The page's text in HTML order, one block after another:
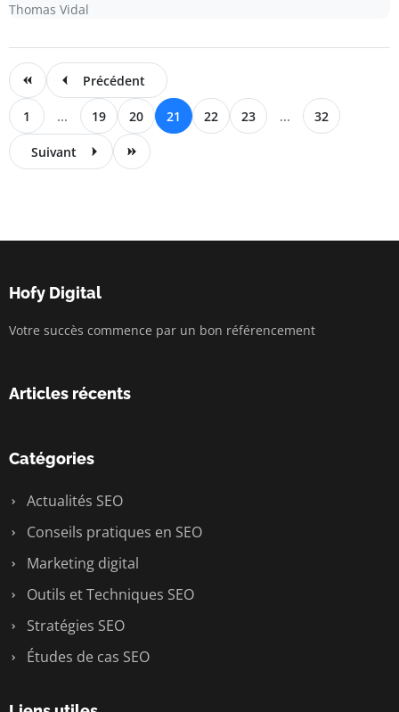
Thomas Vidal
Précédent
1 ... 19 20 21 22 23 ... 32
Suivant
Hofy Digital
Votre succès commence par un bon référencement
Articles récents
Catégories
Actualités SEO
Conseils pratiques en SEO
Marketing digital
Outils et Techniques SEO
Stratégies SEO
Études de cas SEO